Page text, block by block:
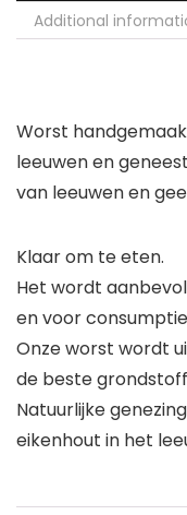
Additional
Worst
leeuwen en
van leeuwen en
Klaar om te eten.
Het wordt
en voor
Onze worst wordt
de beste
Natuurlijke
eikenhout in het